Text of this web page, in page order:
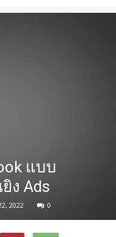
แบบ
ง Ads
2022 0